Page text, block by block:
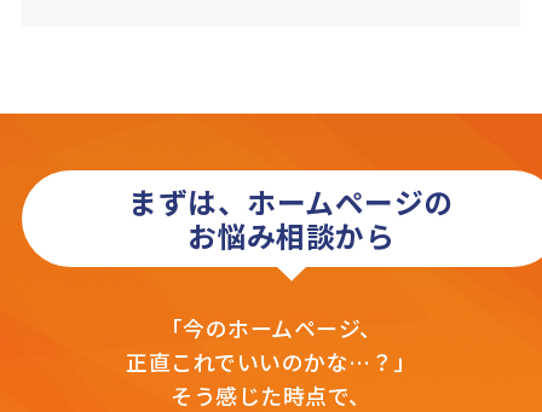
まずは、ホームページの
お悩み相談から
「今のホームページ、
正直これでいいのかな…？」
そう感じた時点で、